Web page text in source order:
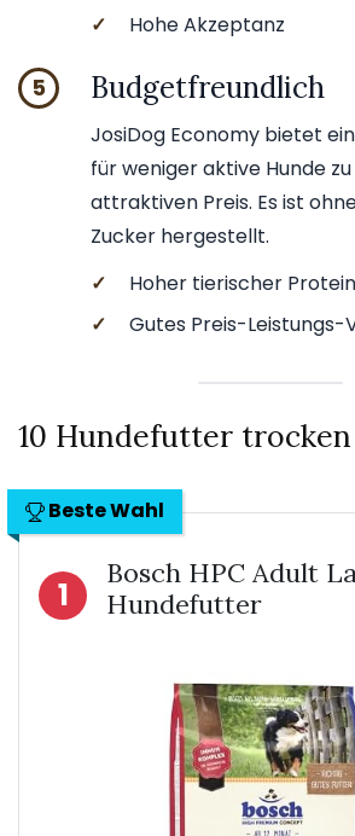
✓
Hohe Akzeptanz
5 Budgetfreundlich
JosiDog Economy bietet
für weniger aktive Hunde
attraktiven Preis. Es ist
Zucker hergestellt.
✓
Hoher tierischer
✓
Gutes Preis-Leistungs-
10 Hundefutter
Beste Wahl
1
Bosch HPC Adult
Hundefutter